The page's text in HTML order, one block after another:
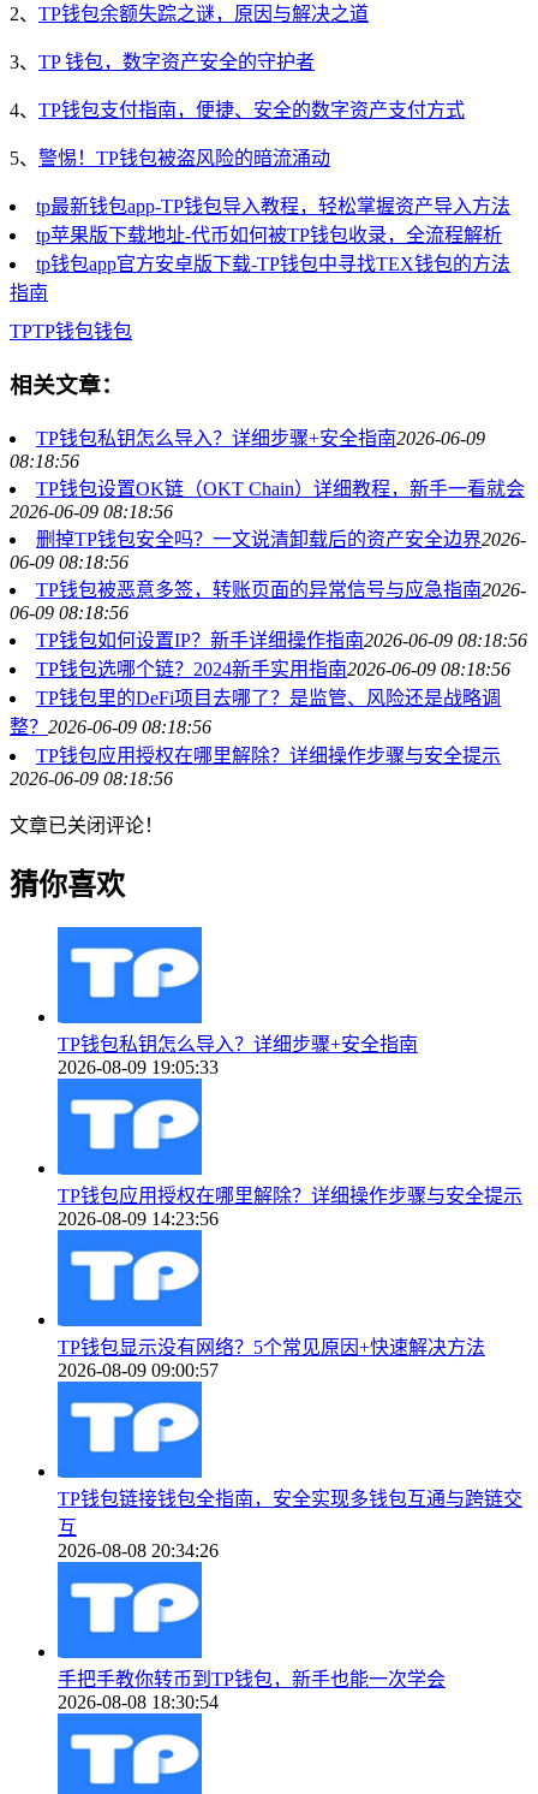
2、 TP钱包余额失踪之谜，原因与解决之道
3、 TP 钱包，数字资产安全的守护者
4、 TP钱包支付指南，便捷、安全的数字资产支付方式
5、 警惕！TP钱包被盗风险的暗流涌动
tp最新钱包app-TP钱包导入教程，轻松掌握资产导入方法
tp苹果版下载地址-代币如何被TP钱包收录，全流程解析
tp钱包app官方安卓版下载-TP钱包中寻找TEX钱包的方法
指南
TPTP钱包钱包
相关文章：
TP钱包私钥怎么导入？详细步骤+安全指南2026-06-09
08:18:56
TP钱包设置OK链（OKT Chain）详细教程，新手一看就会
2026-06-09 08:18:56
删掉TP钱包安全吗？一文说清卸载后的资产安全边界2026-
06-09 08:18:56
TP钱包被恶意多签，转账页面的异常信号与应急指南2026-
06-09 08:18:56
TP钱包如何设置IP？新手详细操作指南2026-06-09 08:18:56
TP钱包选哪个链？2024新手实用指南2026-06-09 08:18:56
TP钱包里的DeFi项目去哪了？是监管、风险还是战略调
整？ 2026-06-09 08:18:56
TP钱包应用授权在哪里解除？详细操作步骤与安全提示
2026-06-09 08:18:56
文章已关闭评论！
猜你喜欢
TP钱包私钥怎么导入？详细步骤+安全指南
2026-08-09 19:05:33
TP钱包应用授权在哪里解除？详细操作步骤与安全提示
2026-08-09 14:23:56
TP钱包显示没有网络？5个常见原因+快速解决方法
2026-08-09 09:00:57
TP钱包链接钱包全指南，安全实现多钱包互通与跨链交
互
2026-08-08 20:34:26
手把手教你转币到TP钱包，新手也能一次学会
2026-08-08 18:30:54